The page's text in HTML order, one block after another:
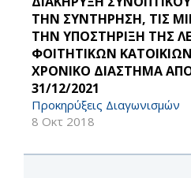
ΤΗΝ ΣΥΝΤΗΡΗΣΗ, ΤΙΣ
ΤΗΝ ΥΠΟΣΤΗΡΙΞΗ ΤΗΣ
ΦΟΙΤΗΤΙΚΩΝ
ΧΡΟΝΙΚΟ ΔΙΑΣΤΗΜΑ
31/12/2021
Προκηρύξεις Διαγωνισμών
8 Οκτ 2018